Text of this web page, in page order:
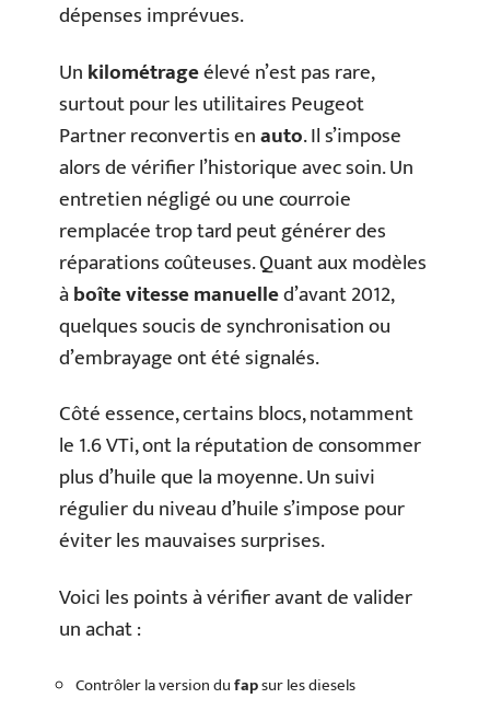
dépenses imprévues.
Unkilométrageélevé n’est pas rare,
surtout pour les utilitaires Peugeot
Partner reconvertis enauto. Il s’impose
alors de vérifier l’historique avec soin. Un
entretien négligé ou une courroie
remplacée trop tard peut générer des
réparations coûteuses. Quant aux modèles
àboîte vitesse manuelled’avant 2012,
quelques soucis de synchronisation ou
d’embrayage ont été signalés.
Côté essence, certains blocs, notamment
le 1.6 VTi, ont la réputation de consommer
plus d’huile que la moyenne. Un suivi
régulier du niveau d’huile s’impose pour
éviter les mauvaises surprises.
Voici les points à vérifier avant de valider
un achat :
Contrôler la version dufapsur les diesels